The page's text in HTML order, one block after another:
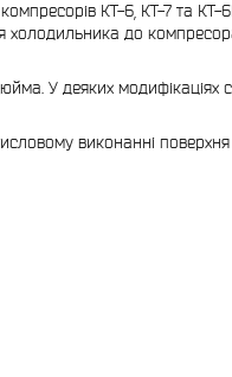
КТ-6, КТ-7 та КТ-
холодильника до
У деяких модифікаціях
виконанні